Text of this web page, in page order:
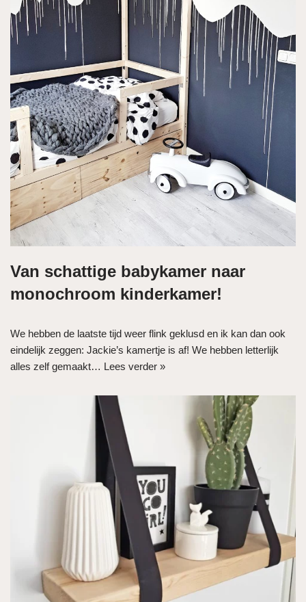
Van schattige babykamer naar
monochroom kinderkamer!
We hebben de laatste tijd weer flink geklusd en ik kan dan ook
eindelijk zeggen: Jackie’s kamertje is af! We hebben letterlijk
alles zelf gemaakt… Lees verder »